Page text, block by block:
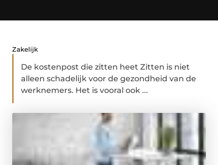
Zakelijk
De kostenpost die zitten heet Zitten is niet
alleen schadelijk voor de gezondheid van de
werknemers. Het is vooral ook ...